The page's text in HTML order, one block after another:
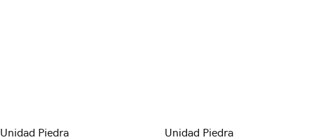
Unidad Piedra
Unidad Piedra